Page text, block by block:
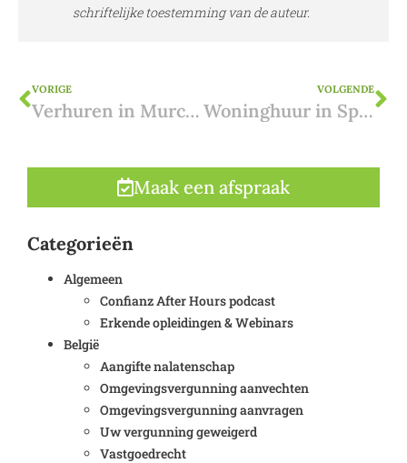
schriftelijke toestemming van de auteur.
VORIGE
Verhuren in Murcia: wanneer heb ik een licentie nodig?
VOLGENDE
Woninghuur in Spanje: De Complete Gids over de Nieuwe Woningwet, Huurprijzen en Belastingen
Maak een afspraak
Categorieën
Algemeen
Confianz After Hours podcast
Erkende opleidingen & Webinars
België
Aangifte nalatenschap
Omgevingsvergunning aanvechten
Omgevingsvergunning aanvragen
Uw vergunning geweigerd
Vastgoedrecht